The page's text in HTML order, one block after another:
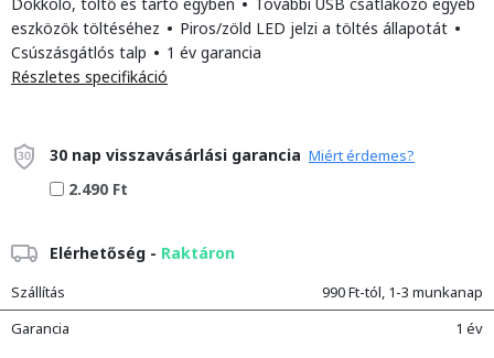
eszközök töltéséhez • Piros/zöld LED jelzi a töltés állapotát •
Csúszásgátlós talp • 1 év garancia
Részletes specifikáció
30 nap visszavásárlási garancia Miért érdemes?
2.490 Ft
Elérhetőség - Raktáron
Szállítás
990 Ft-tól, 1-3 munkanap
Garancia
1 év